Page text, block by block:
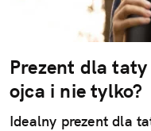
Prezent dla
ojca i nie tylko?
Idealny prezent dla